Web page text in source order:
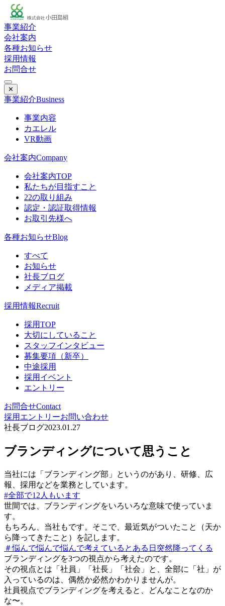
事業紹介
会社案内
各種お知らせ
採用情報
お問合せ
✕
事業紹介Business
事業内容
カエレル
VR動画
会社案内Company
会社案内TOP
私たちが目指すこと
22の取り組み
認定・認証取得情報
お取引先様へ
各種お知らせBlog
すべて
お知らせ
社長ブログ
メディア掲載
採用情報Recruit
採用TOP
大切にしていること
スタッフインタビュー
募集要項（新卒）
中途採用
採用イベント
エントリー
お問合せContact
採用エントリーお問い合わせ
社長ブログ2023.01.27
ブランディングについて思うこと
当社には「ブランディング部」というのがあり、研修、広
報、採用などを業務としています。
#全部で12人もいます
世間では、ブランディングをいろいろな意味で使っていま
す。
もちろん、当社もです。そこで、最近気がついたこと（天か
ら降ってきたこと）を記します。
＃悩んで悩んで悩んで考えているとある日突然降ってくる
ブランディングを3つの視点から考えたのです。
その視点とは「社員」「社長」「社会」と、全部に「社」が
入っているのは、偶然か必然かわかりませんが。
社員視点でブランディングを考えると、どんなことなのか
な〜。